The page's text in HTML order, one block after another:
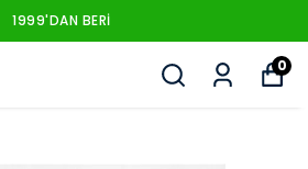
1999'DAN BERI
0